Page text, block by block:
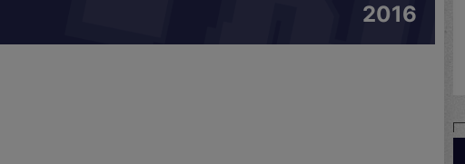
2016